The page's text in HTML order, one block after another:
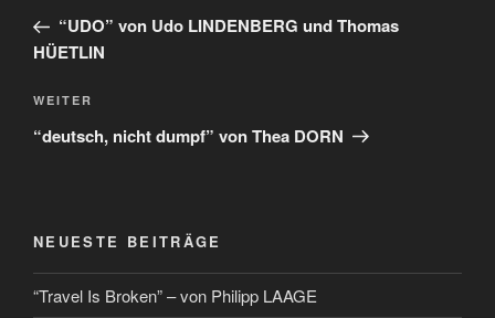
“UDO” von Udo LINDENBERG und Thomas
HÜETLIN
WEITER
“deutsch, nicht dumpf” von Thea DORN
NEUESTE BEITRÄGE
“Travel Is Broken” – von Philipp LAAGE